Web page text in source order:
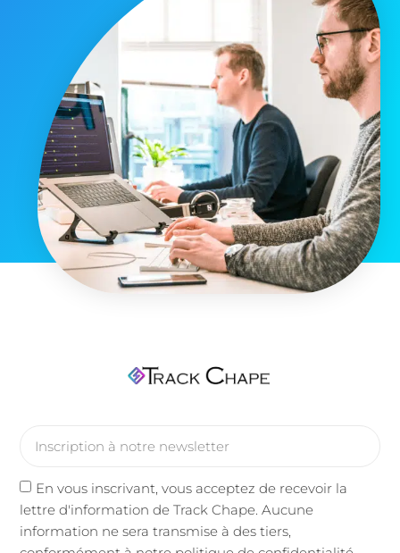
En vous inscrivant, vous acceptez de recevoir la
lettre d'information de Track Chape. Aucune
information ne sera transmise à des tiers,